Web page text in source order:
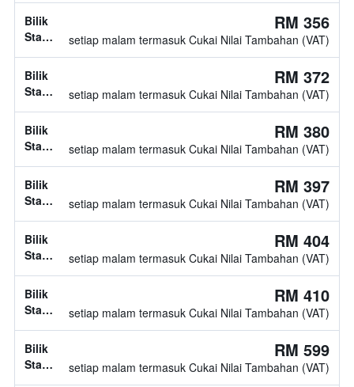
katil
tidak
diketahui
Bilik
Standard,
katil
tidak
diketahui
RM 356
setiap malam termasuk Cukai Nilai Tambahan (VAT)
Bilik
Standard,
katil
tidak
diketahui
RM 372
setiap malam termasuk Cukai Nilai Tambahan (VAT)
Bilik
Standard,
katil
tidak
diketahui
RM 380
setiap malam termasuk Cukai Nilai Tambahan (VAT)
Bilik
Standard,
katil
tidak
diketahui
RM 397
setiap malam termasuk Cukai Nilai Tambahan (VAT)
Bilik
Standard,
katil
tidak
diketahui
RM 404
setiap malam termasuk Cukai Nilai Tambahan (VAT)
Bilik
Standard,
katil
tidak
diketahui
RM 410
setiap malam termasuk Cukai Nilai Tambahan (VAT)
Bilik
Standard,
RM 599
setiap malam termasuk Cukai Nilai Tambahan (VAT)